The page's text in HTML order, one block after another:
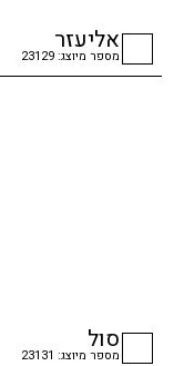
אליעזר
מספר מיוצג: 23129
סול
מספר מיוצג: 23131